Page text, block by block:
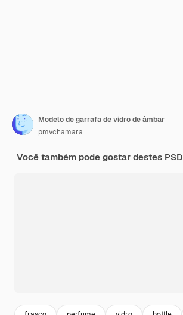
Modelo de garrafa de vidro de âmbar
pmvchamara
Você também pode gostar destes PSD